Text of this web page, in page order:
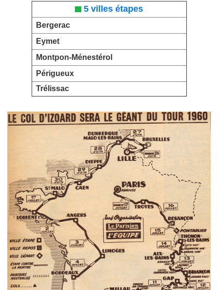
5 villes étapes
Bergerac
Eymet
Montpon-Ménestérol
Périgueux
Trélissac